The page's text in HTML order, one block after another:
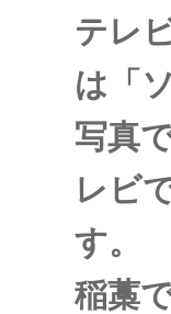
テレ
は「
写真
レビ
す。
稲藁